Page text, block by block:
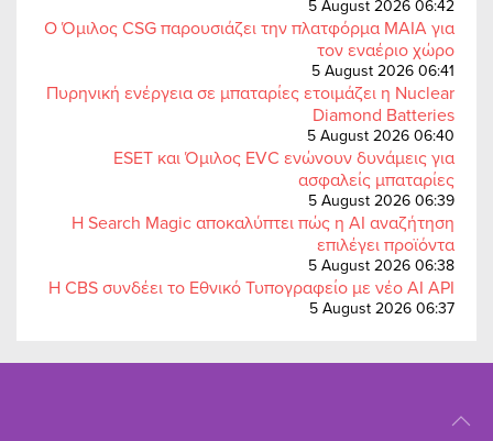
5 August 2026 06:42
Ο Όμιλος CSG παρουσιάζει την πλατφόρμα MAIA για
τον εναέριο χώρο
5 August 2026 06:41
Πυρηνική ενέργεια σε μπαταρίες ετοιμάζει η Nuclear
Diamond Batteries
5 August 2026 06:40
ESET και Όμιλος EVC ενώνουν δυνάμεις για
ασφαλείς μπαταρίες
5 August 2026 06:39
Η Search Magic αποκαλύπτει πώς η AI αναζήτηση
επιλέγει προϊόντα
5 August 2026 06:38
Η CBS συνδέει το Εθνικό Τυπογραφείο με νέο AI API
5 August 2026 06:37